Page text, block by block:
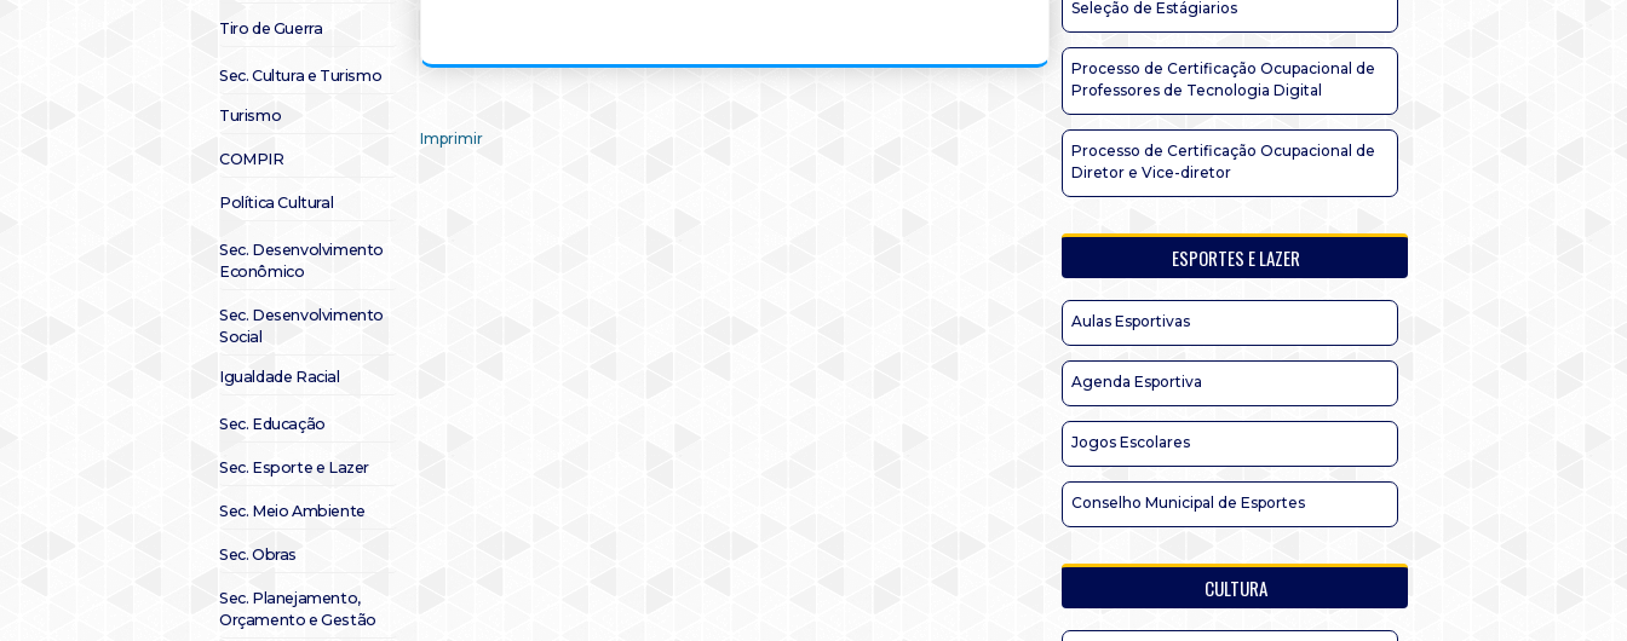
Tiro de Guerra
Sec. Cultura e Turismo
Turismo
COMPIR
Política Cultural
Sec. Desenvolvimento
Econômico
Sec. Desenvolvimento
Social
Igualdade Racial
Sec. Educação
Sec. Esporte e Lazer
Sec. Meio Ambiente
Sec. Obras
Sec. Planejamento,
Orçamento e Gestão
Imprimir
Seleção de Estágiarios
Processo de Certificação Ocupacional de
Professores de Tecnologia Digital
Processo de Certificação Ocupacional de
Diretor e Vice-diretor
ESPORTES E LAZER
Aulas Esportivas
Agenda Esportiva
Jogos Escolares
Conselho Municipal de Esportes
CULTURA